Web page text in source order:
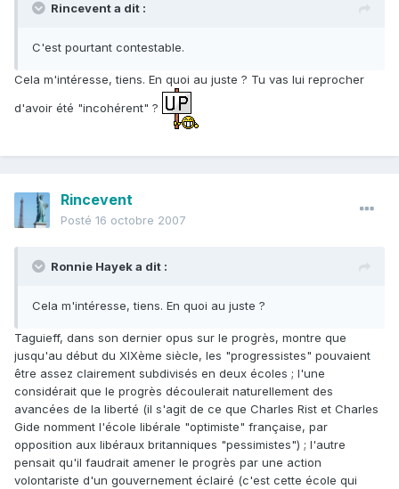
Rincevent a dit :
C'est pourtant contestable.
Cela m'intéresse, tiens. En quoi au juste ? Tu vas lui reprocher
d'avoir été "incohérent" ?
Rincevent
Posté 16 octobre 2007
Ronnie Hayek a dit :
Cela m'intéresse, tiens. En quoi au juste ?
Taguieff, dans son dernier opus sur le progrès, montre que
jusqu'au début du XIXème siècle, les "progressistes" pouvaient
être assez clairement subdivisés en deux écoles ; l'une
considérait que le progrès découlerait naturellement des
avancées de la liberté (il s'agit de ce que Charles Rist et Charles
Gide nomment l'école libérale "optimiste" française, par
opposition aux libéraux britanniques "pessimistes") ; l'autre
pensait qu'il faudrait amener le progrès par une action
volontariste d'un gouvernement éclairé (c'est cette école qui